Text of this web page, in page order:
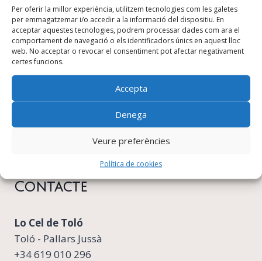
Per oferir la millor experiència, utilitzem tecnologies com les galetes
per emmagatzemar i/o accedir a la informació del dispositiu. En
acceptar aquestes tecnologies, podrem processar dades com ara el
comportament de navegació o els identificadors únics en aquest lloc
web. No acceptar o revocar el consentiment pot afectar negativament
certes funcions.
Accepta
Denega
Veure preferències
Política de cookies
Turisme cultural
Calendari de retirs i estades
Retirs per a centres de ioga
Cap d’any a Lo Cel de Toló
Reserves
Contacte
Lo Cel de Toló
Toló - Pallars Jussà
+34 619 010 296